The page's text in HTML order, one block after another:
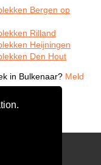
Bergen op
Rilland
Heijningen
Den Hout
in Bulkenaar? Meld